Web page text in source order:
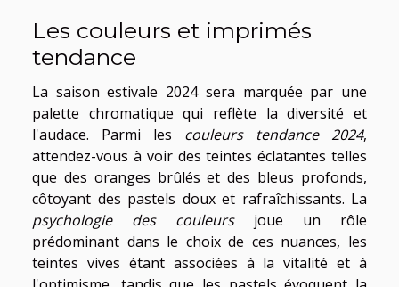
Les couleurs et imprimés
tendance
La saison estivale 2024 sera marquée par une
palette chromatique qui reflète la diversité et
l'audace. Parmi les couleurs tendance 2024,
attendez-vous à voir des teintes éclatantes telles
que des oranges brûlés et des bleus profonds,
côtoyant des pastels doux et rafraîchissants. La
psychologie des couleursjoue un rôle
prédominant dans le choix de ces nuances, les
teintes vives étant associées à la vitalité et à